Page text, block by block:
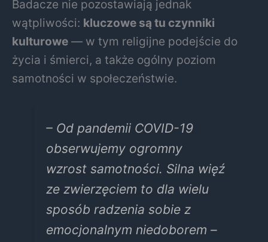
Badacze nie pozostawiają jednak
wątpliwości: kluczowe są tu czynniki
kulturowe — w tym religijne podejście do
życia i śmierci, a także ogólny poziom
samotności w społeczeństwie.
– Od pandemii COVID-19
obserwujemy ogromny
wzrost samotności. Silna więź
ze zwierzęciem to dla wielu
sposób radzenia sobie z
emocjonalnym niedoborem –